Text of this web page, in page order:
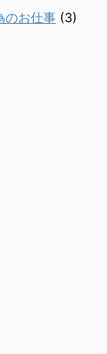
のお仕事 (3)